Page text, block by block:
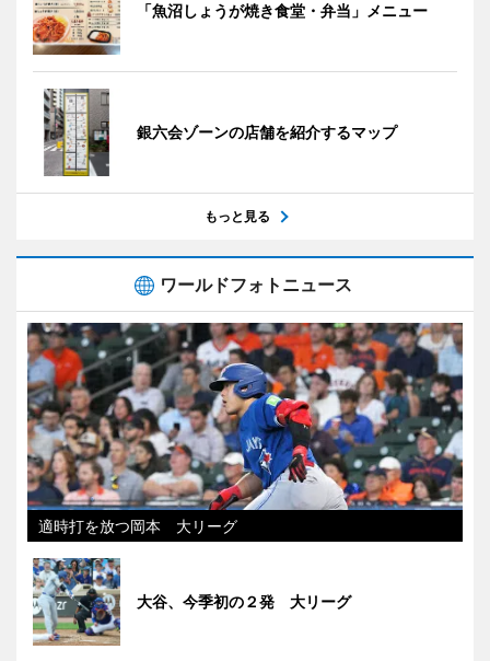
「魚沼しょうが焼き食堂・弁当」メニュー
銀六会ゾーンの店舗を紹介するマップ
もっと見る
ワールドフォトニュース
適時打を放つ岡本 大リーグ
大谷、今季初の２発 大リーグ